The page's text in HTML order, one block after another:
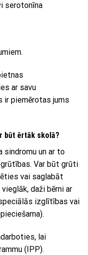
serotonīna
ar savu
ir piemērotas jums
būt ērtāk skolā?
sindromu un ar to
Var būt grūti
vai saglabāt
daži bērni ar
izglītības vai
lai
(IPP).